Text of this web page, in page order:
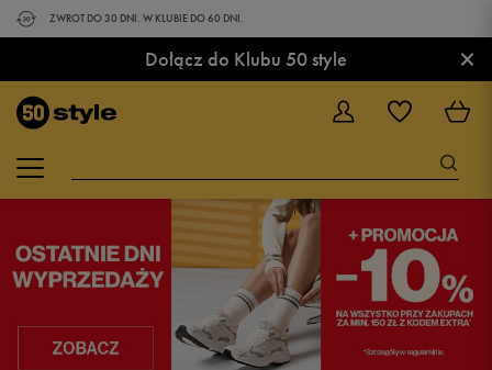
ZWROT DO 30 DNI. W KLUBIE DO 60 DNI.
Dołącz do Klubu 50 style ×